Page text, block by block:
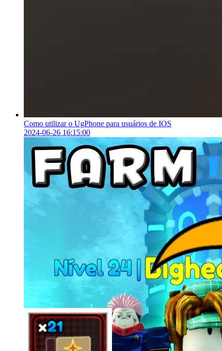
Como utilizar o UgPhone para usuários de IOS
2024-06-26 16:15:00